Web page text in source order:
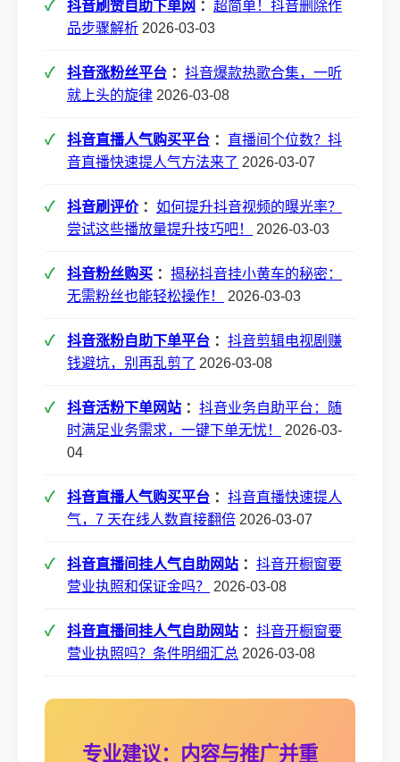
抖音刷赞自助下单网 ： 超简单！抖音删除作
品步骤解析 2026-03-03
抖音涨粉丝平台 ： 抖音爆款热歌合集，一听
就上头的旋律 2026-03-08
抖音直播人气购买平台 ： 直播间个位数？抖
音直播快速提人气方法来了 2026-03-07
抖音刷评价： 如何提升抖音视频的曝光率？
尝试这些播放量提升技巧吧！
2026-03-03
抖音粉丝购买 ： 揭秘抖音挂小黄车的秘密：
无需粉丝也能轻松操作！
2026-03-03
抖音涨粉自助下单平台 ： 抖音剪辑电视剧赚
钱避坑，别再乱剪了 2026-03-08
抖音活粉下单网站 ： 抖音业务自助平台：随
时满足业务需求，一键下单无忧！
2026-03-
04
抖音直播人气购买平台 ： 抖音直播快速提人
气，7 天在线人数直接翻倍 2026-03-07
抖音直播间挂人气自助网站 ： 抖音开橱窗要
营业执照和保证金吗？
2026-03-08
抖音直播间挂人气自助网站 ： 抖音开橱窗要
营业执照吗？条件明细汇总 2026-03-08
专业建议：内容与推广并重